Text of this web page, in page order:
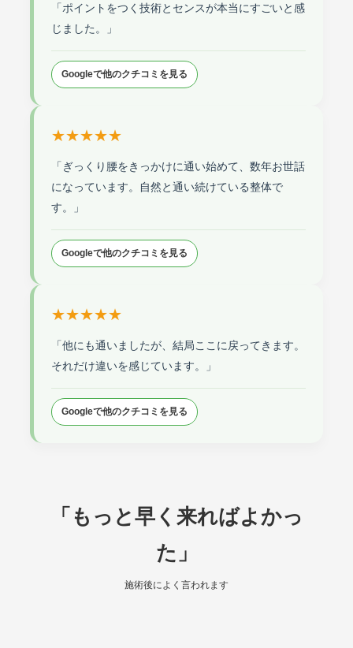
「ポイントをつく技術とセンスが本当にすごいと感
じました。」
Googleで他のクチコミを見る
★★★★★
「ぎっくり腰をきっかけに通い始めて、数年お世話
になっています。自然と通い続けている整体で
す。」
Googleで他のクチコミを見る
★★★★★
「他にも通いましたが、結局ここに戻ってきます。
それだけ違いを感じています。」
Googleで他のクチコミを見る
「もっと早く来ればよかっ
た」
施術後によく言われます